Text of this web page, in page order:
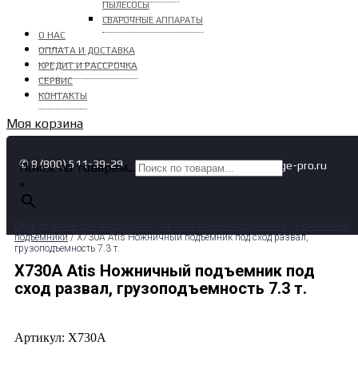
ПЫЛЕСОСЫ
СВАРОЧНЫЕ АППАРАТЫ
О НАС
ОПЛАТА И ДОСТАВКА
КРЕДИТ И РАССРОЧКА
СЕРВИС
КОНТАКТЫ
Моя корзина
✆ 8 (800) 511-39-29 ✉ info@garage-pro.ru
Поиск по товарам...
×
подъемники/ X730A Atis Ножничный подъемник под сход развал,
грузоподъемность 7.3 т.
X730A Atis Ножничный подъемник под
сход развал, грузоподъемность 7.3 т.
Артикул: X730A